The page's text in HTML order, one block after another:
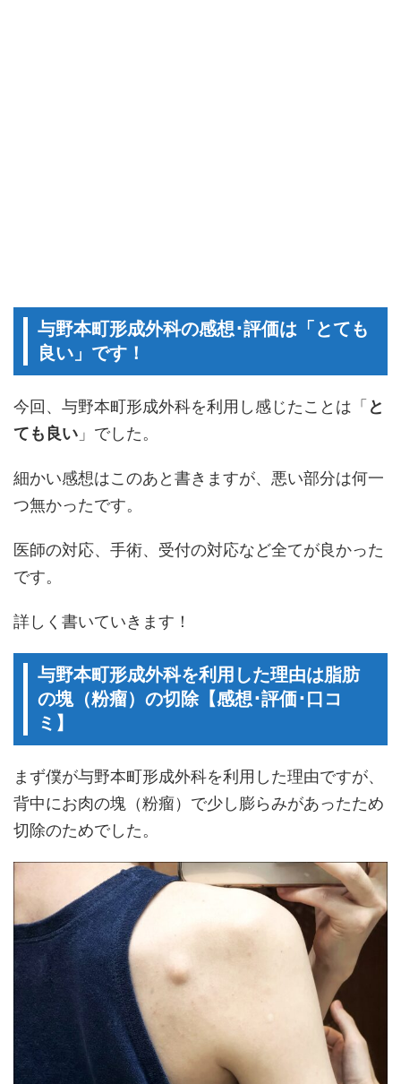
与野本町形成外科の感想･評価は「とても
良い」です！
今回、与野本町形成外科を利用し感じたことは「 と
ても良い 」でした。
細かい感想はこのあと書きますが、悪い部分は何一
つ無かったです。
医師の対応、手術、受付の対応など全てが良かった
です。
詳しく書いていきます！
与野本町形成外科を利用した理由は脂肪
の塊（粉瘤）の切除【感想･評価･口コ
ミ】
まず僕が与野本町形成外科を利用した理由ですが、
背中にお肉の塊（粉瘤）で少し膨らみがあったため
切除のためでした。